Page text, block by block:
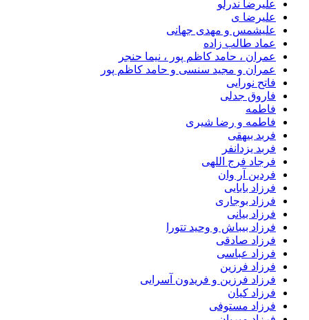
علیرضا ندرلو
علیرضا ی
علیشمس و مهدی جهانی
عماد طالب زاده
عمران ، حامد کاظم پور ، نیما حنجر
عمران و مجید سنسی و حامد کاظم پور
فاتح نورایی
فاروق جدلی
فاطمه
فاطمه و رضا شیری
فربد بیهقی
فربد یزدانفر
فرجاد فرج اللهی
فردین آر وان
فرزاد بابایی
فرزاد بوجاری
فرزاد بیانی
فرزاد بیباش و وحید تتورا
فرزاد صادقی
فرزاد عباسی
فرزاد فرزین
فرزاد فرزین و فریدون آسرایی
فرزاد کیان
فرزاد مستوفی